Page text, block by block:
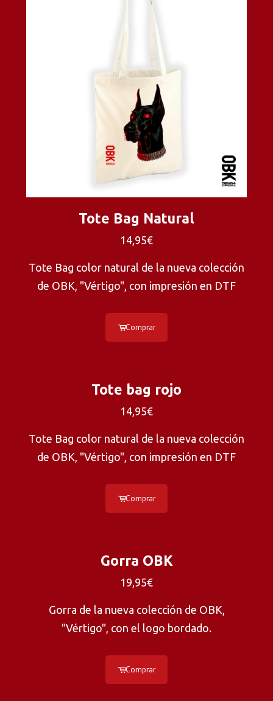
Tote Bag Natural
14,95€
Tote Bag color natural de la nueva colección
de OBK, "Vértigo", con impresión en DTF
Comprar
Tote bag rojo
14,95€
Tote Bag color natural de la nueva colección
de OBK, "Vértigo", con impresión en DTF
Comprar
Gorra OBK
19,95€
Gorra de la nueva colección de OBK,
"Vértigo", con el logo bordado.
Comprar